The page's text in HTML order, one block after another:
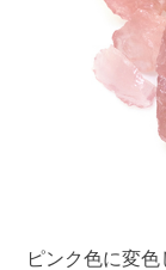
ピンク色に変